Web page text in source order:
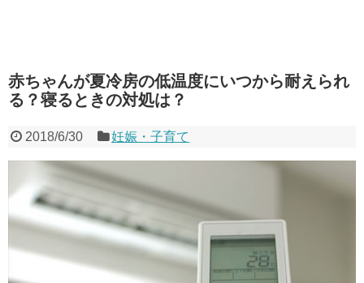
赤ちゃんが夏冷房の低温度にいつから耐えられ
る？寝るときの対処は？
2018/6/30 妊娠・子育て